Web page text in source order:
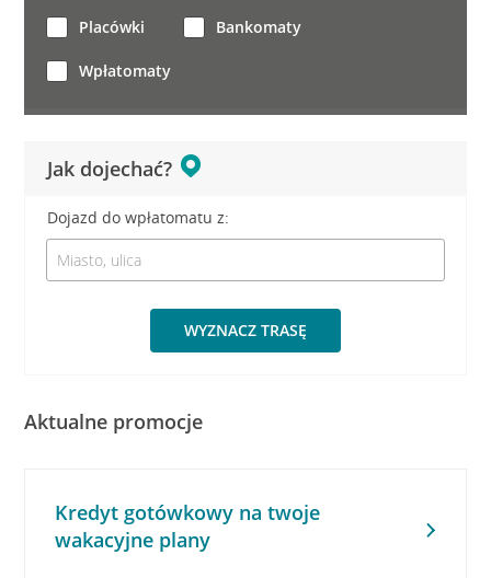
Jak dojechać?
Dojazd do wpłatomatu z:
WYZNACZ TRASĘ
Placówki Bankomaty
Wpłatomaty
Aktualne promocje
Kredyt gotówkowy na twoje
wakacyjne plany